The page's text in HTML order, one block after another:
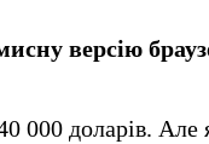
​​версію
000 доларів. Але